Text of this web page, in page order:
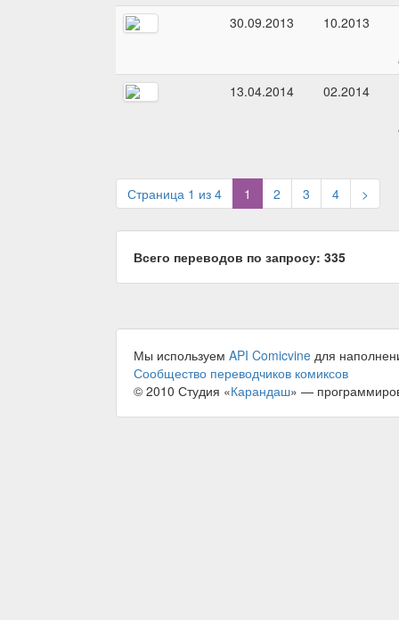
30.09.2013
10.2013
13.04.2014
02.2014
Страница 1 из 4 1 (current)
2 3 4 >
Всего переводов по запросу: 335
Мы используем API Comicvine для
Сообщество переводчиков комиксов
© 2010 Студия «Карандаш» —